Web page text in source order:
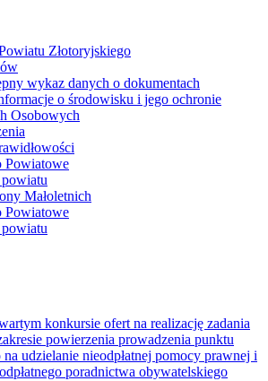
Złotoryjskiego
wykaz danych o dokumentach
o środowisku i jego ochronie
Osobowych
Powiatowe
Małoletnich
Powiatowe
konkursie ofert na realizację zadania
powierzenia prowadzenia punktu
na udzielanie nieodpłatnej pomocy prawnej i
poradnictwa obywatelskiego